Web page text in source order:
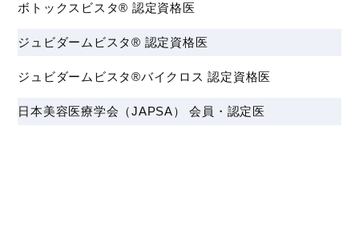
ボトックスビスタ® 認定資格医
ジュビダームビスタ® 認定資格医
ジュビダームビスタ®バイクロス 認定資格医
日本美容医療学会（JAPSA） 会員・認定医